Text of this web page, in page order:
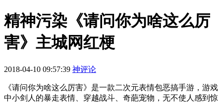
精神污染《请问你为啥这么厉
害》主城网红梗
2018-04-10 09:57:39 神评论
《请问你为啥这么厉害》是一款二次元表情包恶搞手游，游戏
中小剑人的暴走表情、穿越战斗、奇葩宠物，无不使人感到惊